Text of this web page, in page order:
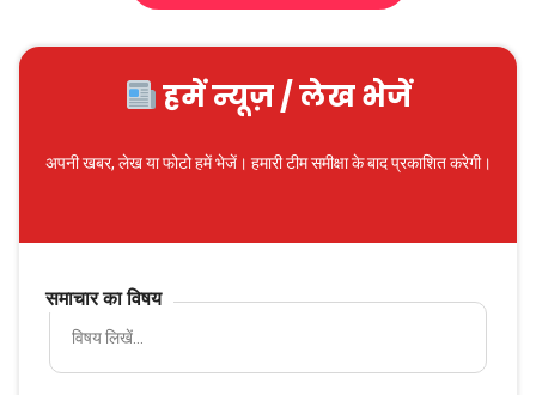
हमें न्यूज़ / लेख भेजें
अपनी खबर, लेख या फोटो हमें भेजें। हमारी टीम समीक्षा के बाद प्रकाशित करेगी।
समाचार का विषय